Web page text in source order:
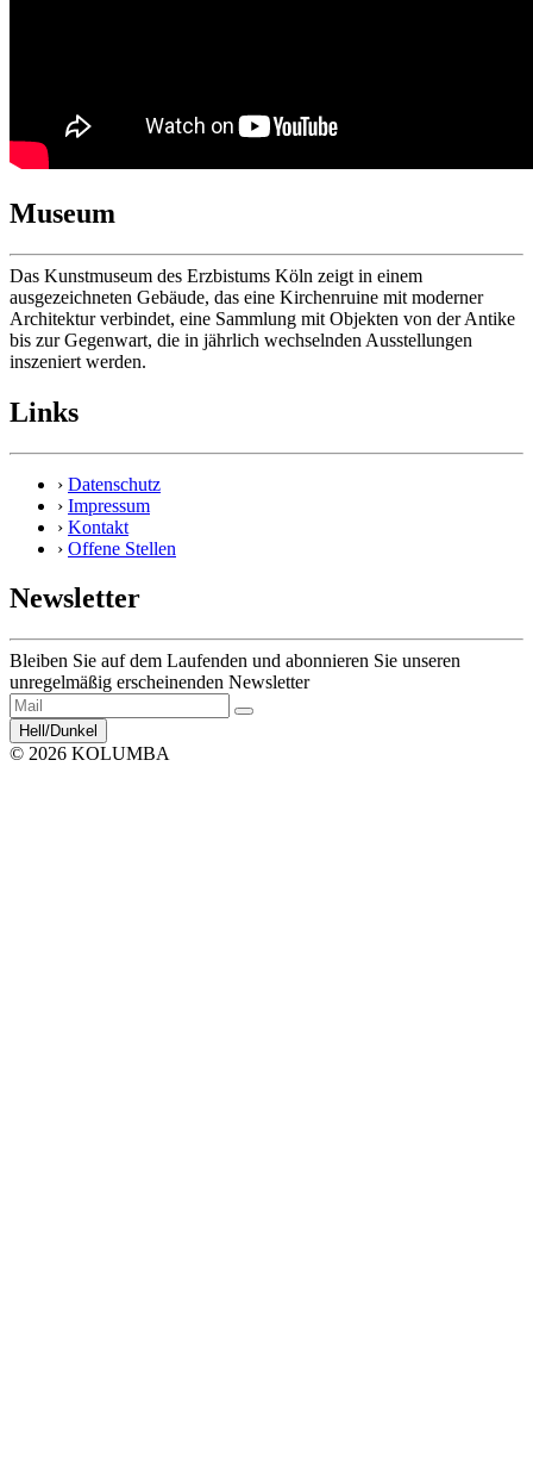
Museum
Das Kunstmuseum des Erzbistums Köln zeigt in einem
ausgezeichneten Gebäude, das eine Kirchenruine mit moderner
Architektur verbindet, eine Sammlung mit Objekten von der Antike
bis zur Gegenwart, die in jährlich wechselnden Ausstellungen
inszeniert werden.
Links
› Datenschutz
› Impressum
› Kontakt
› Offene Stellen
Newsletter
Bleiben Sie auf dem Laufenden und abonnieren Sie unseren
unregelmäßig erscheinenden Newsletter
Hell/Dunkel
© 2026 KOLUMBA